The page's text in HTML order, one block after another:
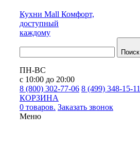
Кухни Mall Комфорт,
доступный
каждому
Поиск
ПН-ВС
с 10:00 до 20:00
8 (800) 302-77-06 8 (499) 348-15-11
КОРЗИНА
0 товаров. Заказать звонок
Меню